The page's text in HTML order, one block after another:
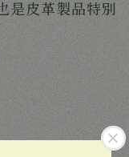
是皮革製品特別